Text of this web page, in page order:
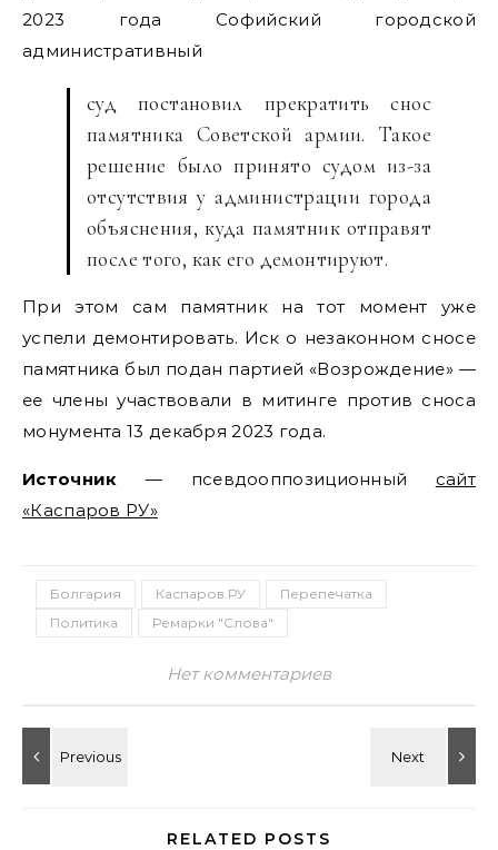
2023 года Софийский городской
административный
суд постановил прекратить снос
памятника Советской армии. Такое
решение было принято судом из-за
отсутствия у администрации города
объяснения, куда памятник отправят
после того, как его демонтируют.
При этом сам памятник на тот момент уже
успели демонтировать. Иск о незаконном сносе
памятника был подан партией «Возрождение» —
ее члены участвовали в митинге против сноса
монумента 13 декабря 2023 года.
Источник — псевдооппозиционный сайт
«Каспаров РУ»
Болгария Каспаров.РУ
Перепечатка
Политика
Ремарки "Слова"
Нет комментариев
RELATED POSTS